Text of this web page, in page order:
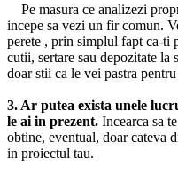
Pe masura ce analizezi
incepe sa vezi un fir comun.
perete , prin simplul fapt ca-ti
cutii, sertare sau depozitate la
doar stii ca le vei pastra
3. Ar putea exista unele
le ai in prezent. Incearca sa
obtine, eventual, doar cateva
in proiectul tau.